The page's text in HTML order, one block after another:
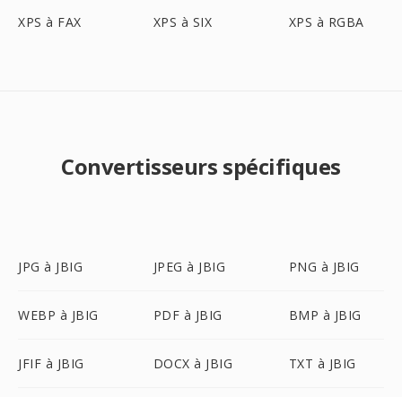
XPS à FAX XPS à SIX XPS à RGBA
Convertisseurs spécifiques
JPG à JBIG JPEG à JBIG PNG à JBIG
WEBP à JBIG PDF à JBIG BMP à JBIG
JFIF à JBIG DOCX à JBIG TXT à JBIG